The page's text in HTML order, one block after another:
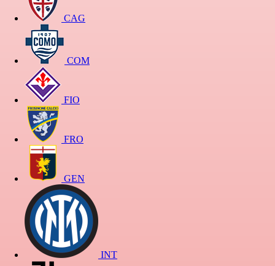
CAG
COM
FIO
FRO
GEN
INT